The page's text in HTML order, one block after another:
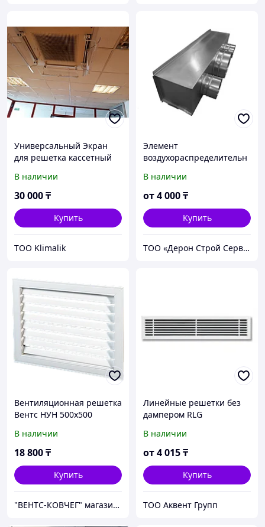
Универсальный Экран
для решетка кассетный
Klimalik
В наличии
30 000₸
Купить
TOO Klimalik
Элемент
воздухораспределительн
диффузоров, фанкойлов,
потолочных и канальных
В наличии
от4 000₸
Купить
ТОО «Дерон Строй Сервис» г. Астана
Вентиляционная решетка
Вентс НУН 500х500
В наличии
18 800₸
Купить
"ВЕНТС-КОВЧЕГ" магазин вентиляционного оборудования
Линейные решетки без
дампером RLG
В наличии
от4 015₸
Купить
ТОО Aквент Групп